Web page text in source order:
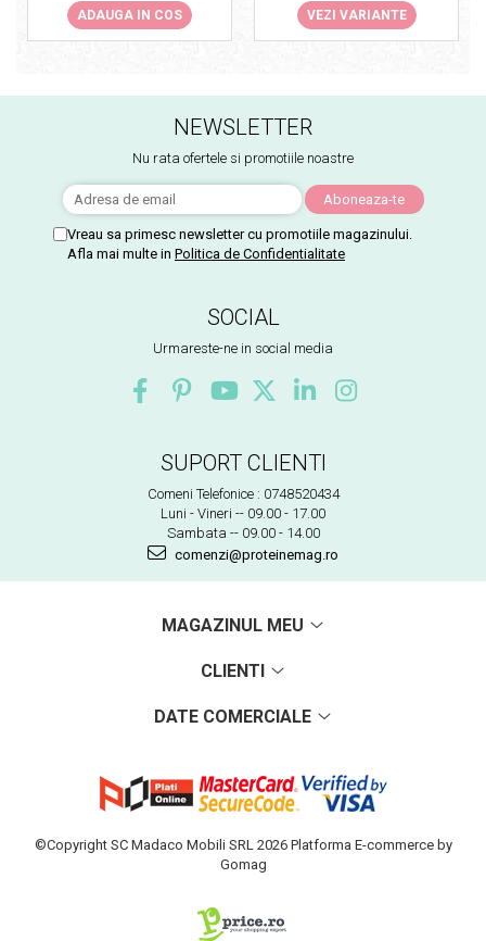
ADAUGA IN COS VEZI VARIANTE
NEWSLETTER
Nu rata ofertele si promotiile noastre
Vreau sa primesc newsletter cu promotiile magazinului.
Afla mai multe in Politica de Confidentialitate
SOCIAL
Urmareste-ne in social media
SUPORT CLIENTI
Comeni Telefonice : 0748520434
Luni - Vineri -- 09.00 - 17.00
Sambata -- 09.00 - 14.00
comenzi@proteinemag.ro
MAGAZINUL MEU
CLIENTI
DATE COMERCIALE
©Copyright SC Madaco Mobili SRL 2026 Platforma E-commerce by
Gomag